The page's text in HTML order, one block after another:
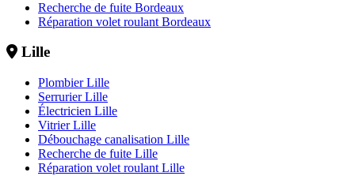
Recherche de fuite Bordeaux
Réparation volet roulant Bordeaux
Lille
Plombier Lille
Serrurier Lille
Électricien Lille
Vitrier Lille
Débouchage canalisation Lille
Recherche de fuite Lille
Réparation volet roulant Lille